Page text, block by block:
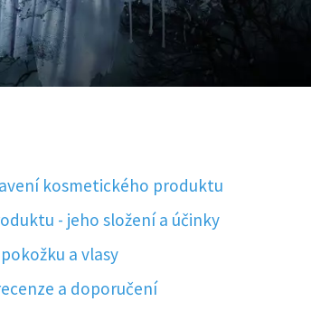
kosmetického produktu
- jeho složení a účinky
a vlasy
a doporučení